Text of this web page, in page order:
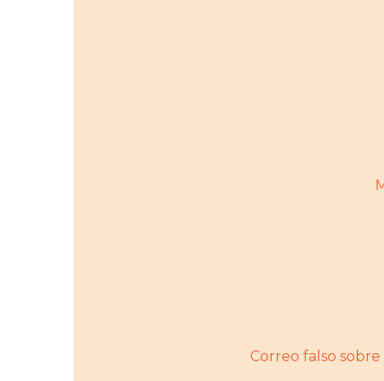
Correo falso